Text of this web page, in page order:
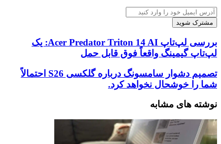
آدرس
ایمیل
خود
وارد
کنید
بررسی
لپ‌تاپ
Acer
Triton
14
یک
گیمینگ
فوق
بررسی لپ‌تاپ Acer Predator Triton 14 AI: یک
لپ‌تاپ گیمینگ واقعاً فوق قابل حمل
تصمیم
دشوار
سامسونگ
درباره
گلکسی
S26
احتمالاً
شما
تصمیم دشوار سامسونگ درباره گلکسی S26 احتمالاً
شما را خوشحال نخواهد کرد.
نوشته های مشابه